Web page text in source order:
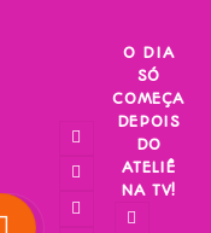
O DIA
SÓ
COMEÇA
DEPOIS
DO
ATELIÊ
NA TV!